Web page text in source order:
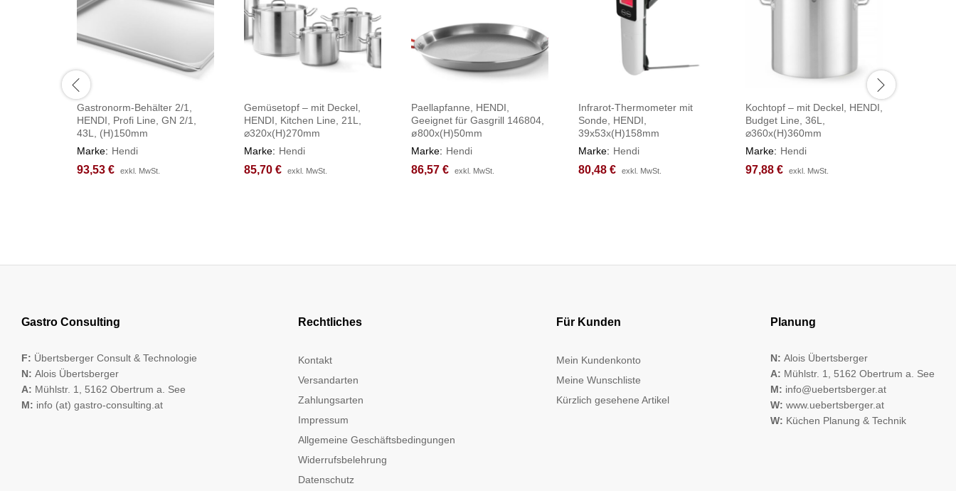
Gastronorm-Behälter 2/1,
HENDI, Profi Line, GN 2/1,
43L, (H)150mm
Marke: Hendi
93,53 € exkl. MwSt.
93,53 € exkl. MwSt.
Gemüsetopf – mit Deckel,
HENDI, Kitchen Line, 21L,
⌀320x(H)270mm
Marke: Hendi
85,70 € exkl. MwSt.
85,70 € exkl. MwSt.
Paellapfanne, HENDI,
Geeignet für Gasgrill 146804,
ø800x(H)50mm
Marke: Hendi
86,57 € exkl. MwSt.
86,57 € exkl. MwSt.
Infrarot-Thermometer mit
Sonde, HENDI,
39x53x(H)158mm
Marke: Hendi
80,48 € exkl. MwSt.
80,48 € exkl. MwSt.
Kochtopf – mit Deckel, HENDI,
Budget Line, 36L,
⌀360x(H)360mm
Marke: Hendi
97,88 € exkl. MwSt.
97,88 € exkl. MwSt.
Gastro Consulting
F: Übertsberger Consult & Technologie
N: Alois Übertsberger
A: Mühlstr. 1, 5162 Obertrum a. See
M: info (at) gastro-consulting.at
Rechtliches
Kontakt
Versandarten
Zahlungsarten
Impressum
Allgemeine Geschäftsbedingungen
Widerrufsbelehrung
Datenschutz
Für Kunden
Mein Kundenkonto
Meine Wunschliste
Kürzlich gesehene Artikel
Planung
N: Alois Übertsberger
A: Mühlstr. 1, 5162 Obertrum a. See
M: info@uebertsberger.at
W: www.uebertsberger.at
W: Küchen Planung & Technik